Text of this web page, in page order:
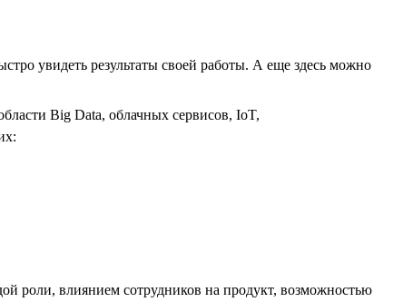
увидеть результаты своей работы. А еще здесь можно
Big Data, облачных сервисов, IoT,
роли, влиянием сотрудников на продукт, возможностью